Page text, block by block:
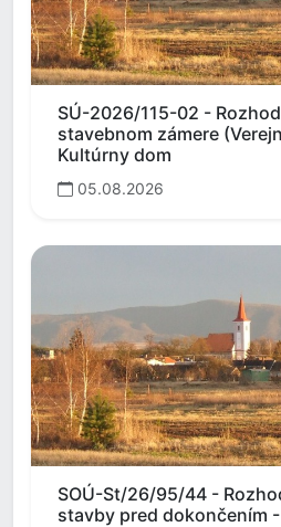
SÚ-2026/115-02 -
stavebnom zámere
Kultúrny dom
05.08.2026
SOÚ-St/26/95/44 -
stavby pred dokončením